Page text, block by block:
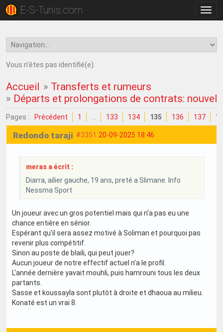
la
E-S-Tunis.com
Vous n'êtes pas identifié(e).
Accueil » Transferts et rumeurs
» Départs et prolongations de contrats:
Pages : Précédent 1 133 134 135 136 137
#3351 20-09-2025 18:46
Redondo taraji
meras a écrit :
Diarra, ailier gauche, 19 ans, preté a Slimane. Info
Nessma Sport
Un joueur avec un gros potentiel mais qui n'a pas eu une
chance entière en sénior.
Espérant qu'il sera assez motivé à Soliman et pourquoi pas
revenir plus compétitif.
Sinon au poste de blaili, qui peut jouer?
Aucun joueur de notre effectif actuel n'a le profil.
L'année dernière yavait mouhli, puis hamrouni tous les deux
partants.
Sasse et koussayla sont plutôt à droite et dhaoua au milieu.
Konaté est un vrai 8.